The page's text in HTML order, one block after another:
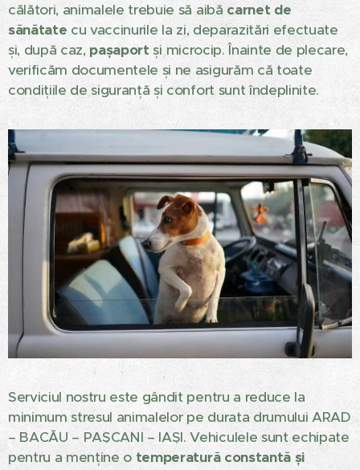
călători, animalele trebuie să aibă carnet de
sănătate cu vaccinurile la zi, deparazitări efectuate
și, după caz, pașaport și microcip. Înainte de plecare,
verificăm documentele și ne asigurăm că toate
condițiile de siguranță și confort sunt îndeplinite.
Serviciul nostru este gândit pentru a reduce la
minimum stresul animalelor pe durata drumului ARAD
– BACĂU – PAȘCANI – IAȘI. Vehiculele sunt echipate
pentru a menține o temperatură constantă și